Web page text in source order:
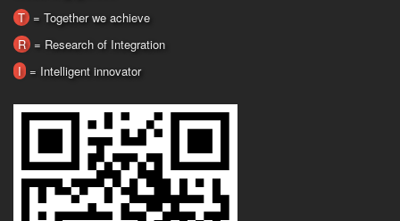
T = Together we achieve
R = Research of Integration
I = Intelligent innovator